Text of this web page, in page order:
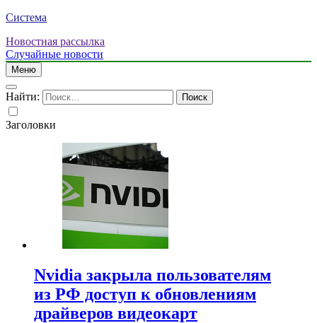
Система
Новостная рассылка
Случайные новости
Меню
Найти:
Заголовки
Nvidia закрыла пользователям
из РФ доступ к обновлениям
драйверов видеокарт